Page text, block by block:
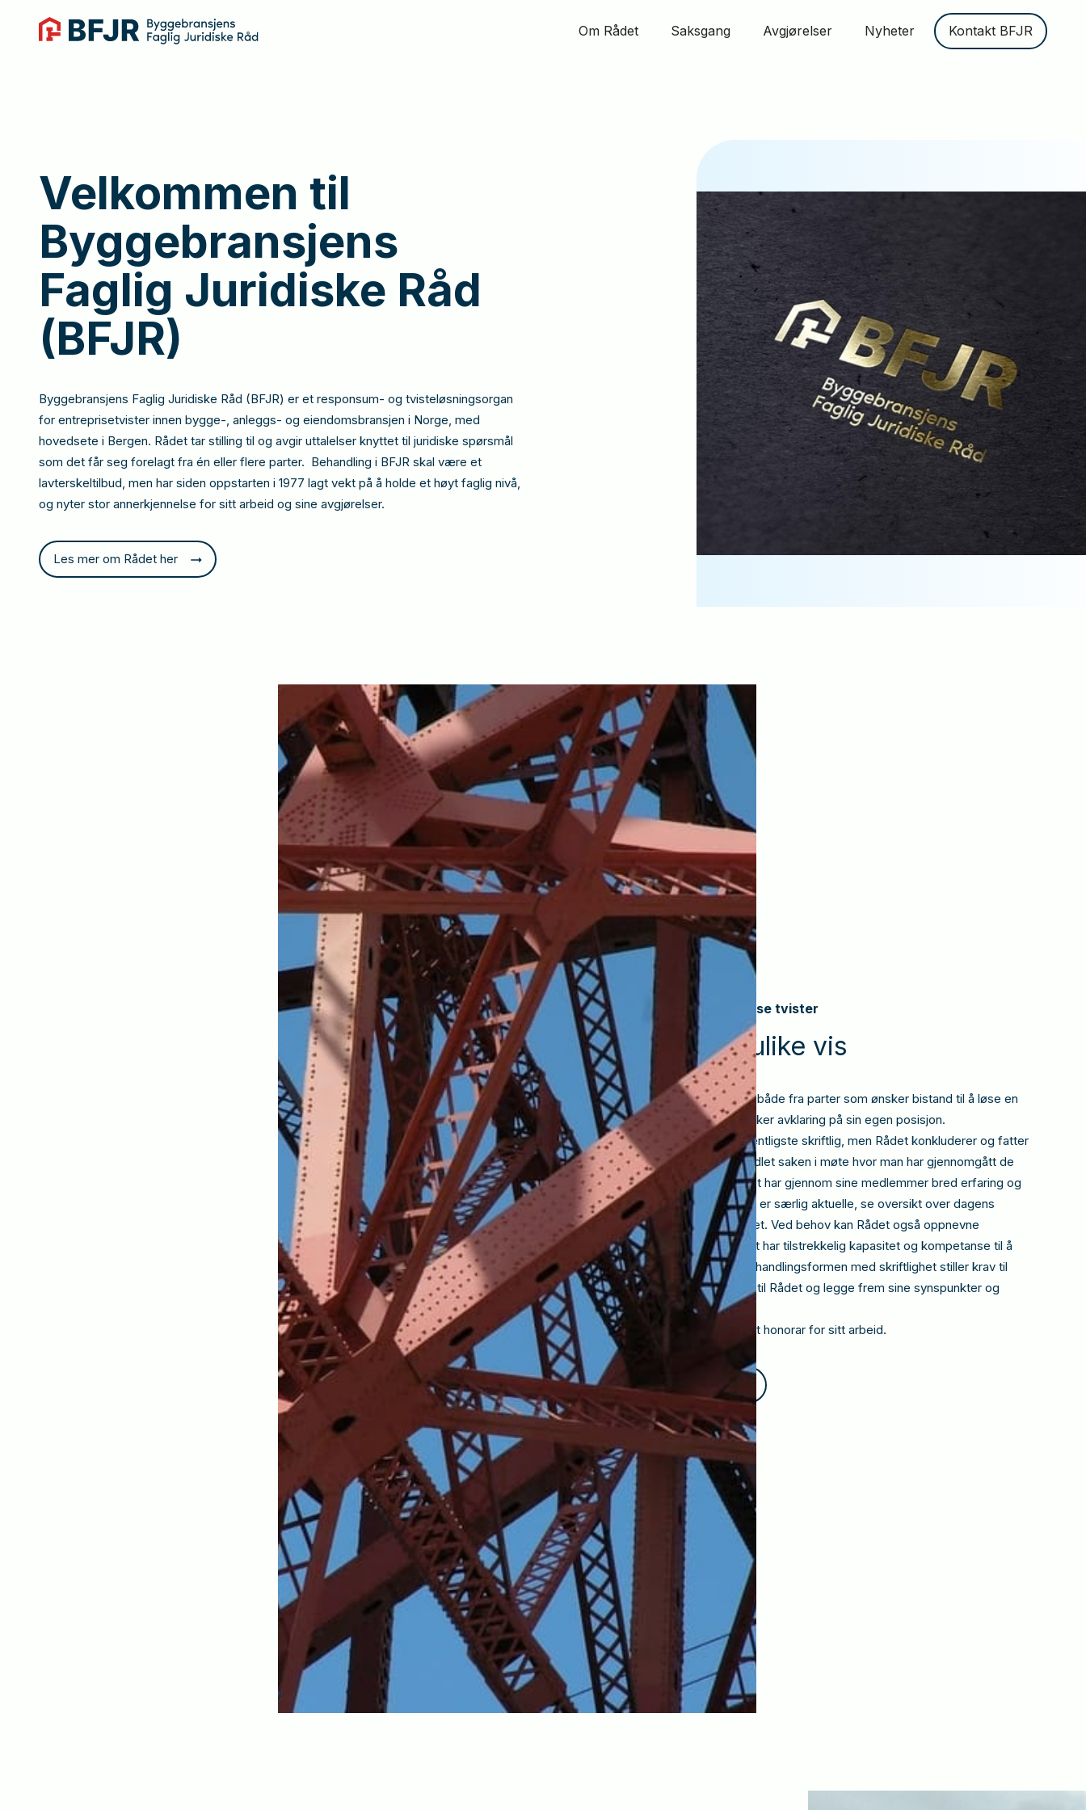
Om Rådet Saksgang Avgjørelser Nyheter Kontakt BFJR
Velkommen til
Byggebransjens
Faglig Juridiske Råd
(BFJR)
Byggebransjens Faglig Juridiske Råd (BFJR) er et responsum- og tvisteløsningsorgan
for entreprisetvister innen bygge-, anleggs- og eiendomsbransjen i Norge, med
hovedsete i Bergen. Rådet tar stilling til og avgir uttalelser knyttet til juridiske spørsmål
som det får seg forelagt fra én eller flere parter. Behandling i BFJR skal være et
lavterskeltilbud, men har siden oppstarten i 1977 lagt vekt på å holde et høyt faglig nivå,
og nyter stor annerkjennelse for sitt arbeid og sine avgjørelser.
Les mer om Rådet her
Når faglig kompetanse kan løse tvister
BFJR bistår på ulike vis
Henvendelsene til Rådet kommer både fra parter som ønsker bistand til å løse en
aktuell konflikt, og parter som ønsker avklaring på sin egen posisjon.
Saksbehandlingen er i det alt vesentligste skriftlig, men Rådet konkluderer og fatter
alltid sine vedtak etter å ha behandlet saken i møte hvor man har gjennomgått de
skriftlige innleggene i saken. Rådet har gjennom sine medlemmer bred erfaring og
kompetanse innen de fagfelt som er særlig aktuelle, se oversikt over dagens
medlemmer under fanen Om Rådet. Ved behov kan Rådet også oppnevne
settemedlemmer for å sikre at det har tilstrekkelig kapasitet og kompetanse til å
behandle mer spesielle saker. Behandlingsformen med skriftlighet stiller krav til
hvordan partene må forholde seg til Rådet og legge frem sine synspunkter og
argumenter for det.
Rådet fastsetter skjønnsmessig et honorar for sitt arbeid.
Les mer om saksgang her